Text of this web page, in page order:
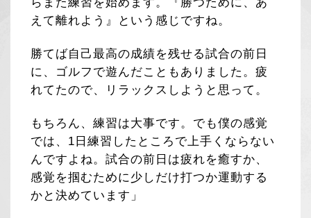
えて離れよう』という感じですね。
勝てば自己最高の成績を残せる試合の前日
に、ゴルフで遊んだこともありました。疲
れてたので、リラックスしようと思って。
もちろん、練習は大事です。でも僕の感覚
では、1日練習したところで上手くならない
んですよね。試合の前日は疲れを癒すか、
感覚を掴むために少しだけ打つか運動する
かと決めています」